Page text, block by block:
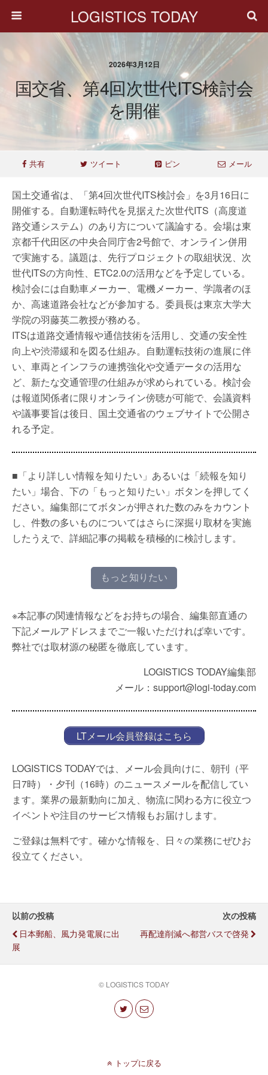
LOGISTICS TODAY
2026年3月12日
国交省、第4回次世代ITS検討会
を開催
共有 ツイート ピン メール
国土交通省は、「第4回次世代ITS検討会」を3月16日に
開催する。自動運転時代を見据えた次世代ITS（高度道
路交通システム）のあり方について議論する。会場は東
京都千代田区の中央合同庁舎2号館で、オンライン併用
で実施する。議題は、先行プロジェクトの取組状況、次
世代ITSの方向性、ETC2.0の活用などを予定している。
検討会には自動車メーカー、電機メーカー、学識者のほ
か、高速道路会社などが参加する。委員長は東京大学大
学院の羽藤英二教授が務める。
ITSは道路交通情報や通信技術を活用し、交通の安全性
向上や渋滞緩和を図る仕組み。自動運転技術の進展に伴
い、車両とインフラの連携強化や交通データの活用な
ど、新たな交通管理の仕組みが求められている。検討会
は報道関係者に限りオンライン傍聴が可能で、会議資料
や議事要旨は後日、国土交通省のウェブサイトで公開さ
れる予定。
■「より詳しい情報を知りたい」あるいは「続報を知り
たい」場合、下の「もっと知りたい」ボタンを押してく
ださい。編集部にてボタンが押された数のみをカウント
し、件数の多いものについてはさらに深掘り取材を実施
したうえで、詳細記事の掲載を積極的に検討します。
もっと知りたい
※本記事の関連情報などをお持ちの場合、編集部直通の
下記メールアドレスまでご一報いただければ幸いです。
弊社では取材源の秘匿を徹底しています。
LOGISTICS TODAY編集部
メール：support@logi-today.com
LTメール会員登録はこちら
LOGISTICS TODAYでは、メール会員向けに、朝刊（平
日7時）・夕刊（16時）のニュースメールを配信してい
ます。業界の最新動向に加え、物流に関わる方に役立つ
イベントや注目のサービス情報もお届けします。
ご登録は無料です。確かな情報を、日々の業務にぜひお
役立てください。
以前の投稿
日本郵船、風力発電展に出
展
次の投稿
再配達削減へ都営バスで啓発
© LOGISTICS TODAY
トップに戻る